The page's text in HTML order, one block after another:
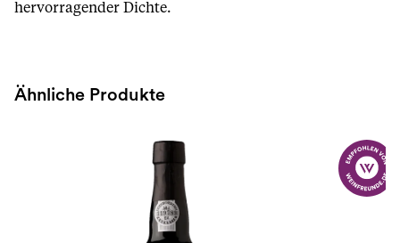
hervorragender Dichte.
Ähnliche Produkte